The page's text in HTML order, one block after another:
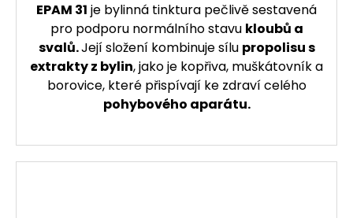
EPAM 31 je bylinná tinktura pečlivě sestavená
pro podporu normálního stavu kloubů a
svalů.Její složení kombinuje sílu propolisu s
extrakty z bylin, jako je kopřiva, muškátovník a
borovice, které přispívají ke zdraví celého
pohybového aparátu.